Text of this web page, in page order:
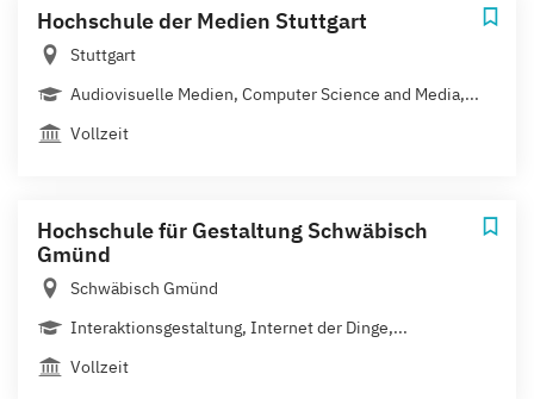
Hochschule der Medien Stuttgart
Stuttgart
Audiovisuelle Medien, Computer Science and Media,...
Vollzeit
Hochschule für Gestaltung Schwäbisch
Gmünd
Schwäbisch Gmünd
Interaktionsgestaltung, Internet der Dinge,...
Vollzeit